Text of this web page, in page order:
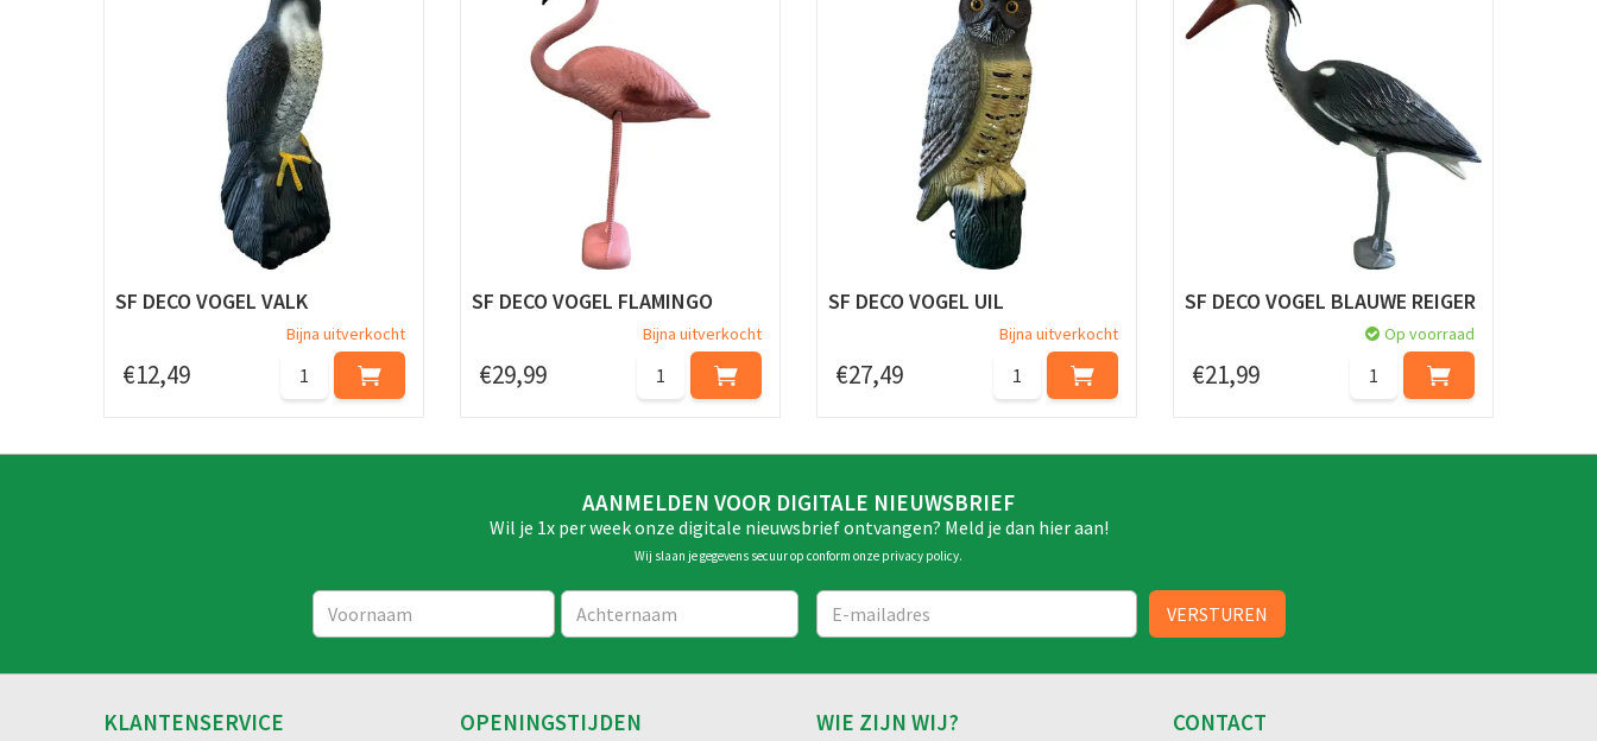
SF DECO VOGEL VALK
€12,49
Bijna uitverkocht
SF DECO VOGEL FLAMINGO
€29,99
Bijna uitverkocht
SF DECO VOGEL UIL
€27,49
Bijna uitverkocht
SF DECO VOGEL BLAUWE REIGER
€21,99
Op voorraad
AANMELDEN VOOR DIGITALE NIEUWSBRIEF
Wil je 1x per week onze digitale nieuwsbrief ontvangen? Meld je dan hier aan!
Wij slaan je gegevens secuur op conform onze privacy policy.
KLANTENSERVICE OPENINGSTIJDEN WIE ZIJN WIJ? CONTACT